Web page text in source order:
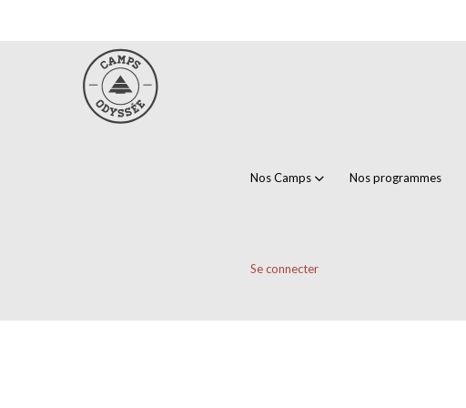
Nos Camps Nos programmes
Se connecter